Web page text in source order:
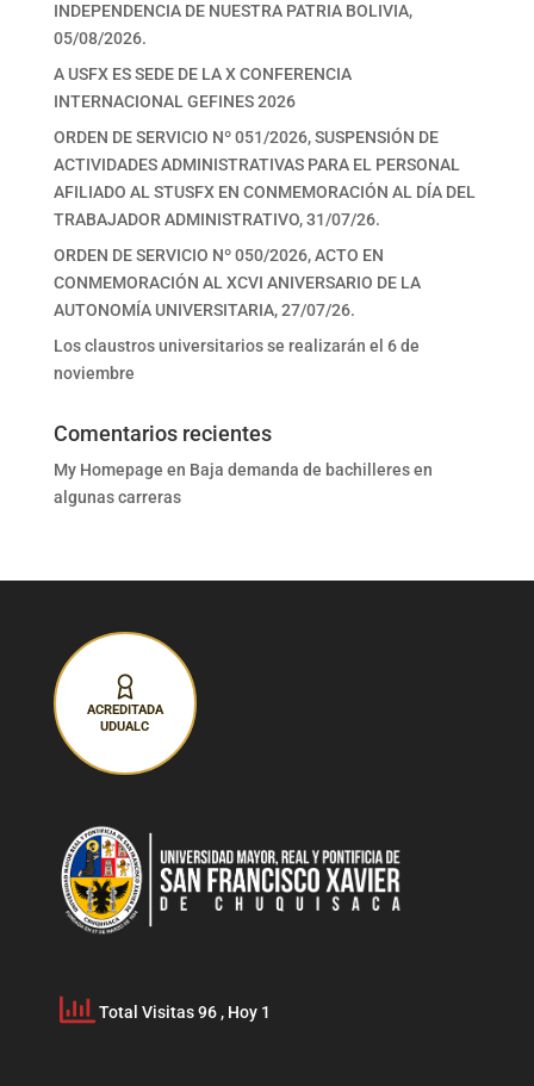
INDEPENDENCIA DE NUESTRA PATRIA BOLIVIA,
05/08/2026.
A USFX ES SEDE DE LA X CONFERENCIA
INTERNACIONAL GEFINES 2026
ORDEN DE SERVICIO Nº 051/2026, SUSPENSIÓN DE
ACTIVIDADES ADMINISTRATIVAS PARA EL PERSONAL
AFILIADO AL STUSFX EN CONMEMORACIÓN AL DÍA DEL
TRABAJADOR ADMINISTRATIVO, 31/07/26.
ORDEN DE SERVICIO Nº 050/2026, ACTO EN
CONMEMORACIÓN AL XCVI ANIVERSARIO DE LA
AUTONOMÍA UNIVERSITARIA, 27/07/26.
Los claustros universitarios se realizarán el 6 de
noviembre
Comentarios recientes
My Homepage en Baja demanda de bachilleres en
algunas carreras
ACREDITADA
UDUALC
Total Visitas 96 , Hoy 1